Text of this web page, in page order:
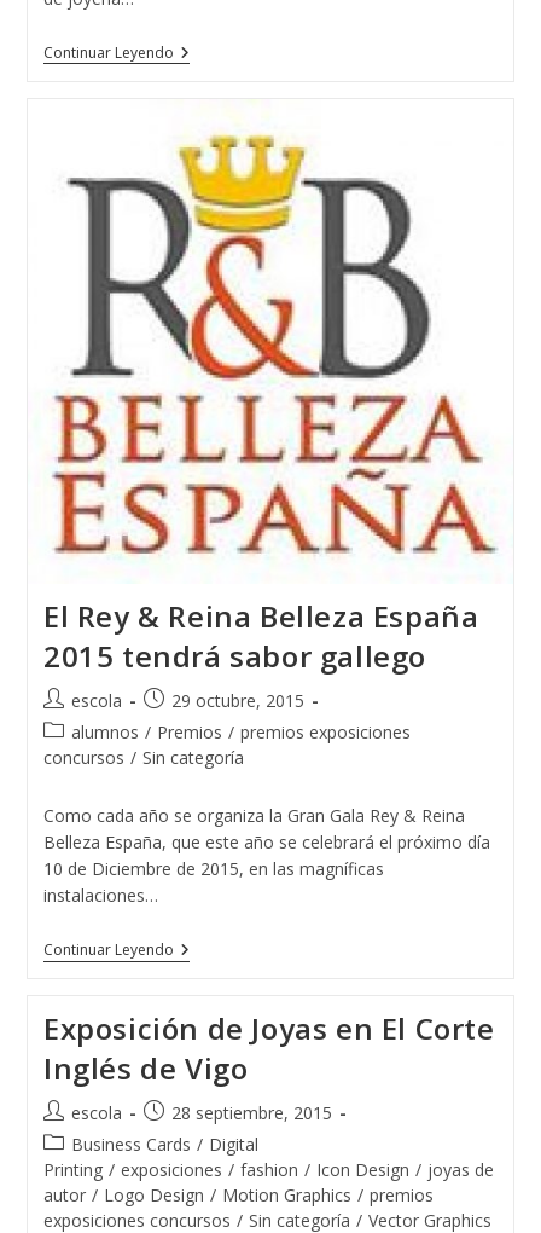
Continuar LeyendoRey
&
España
Con
Joyas
De
La
Escuela
De
Joyería
Atlántico
El Rey & Reina Belleza España
2015 tendrá sabor gallego
Autor
de
la
escola
Publicación
de
la
entrada:
29 octubre, 2015
Categoría
de
entrada:
alumnos / Premios / premios exposiciones
concursos / Sin categoría
Como cada año se organiza la Gran Gala Rey & Reina
Belleza España, que este año se celebrará el próximo día
10 de Diciembre de 2015, en las magníficas
instalaciones…
Continuar LeyendoEl
Rey
Belleza
España
2015
Tendrá
Sabor
Gallego
Exposición de Joyas en El Corte
Inglés de Vigo
Autor
de
la
entrada:
escola
Publicación
de
la
entrada:
28 septiembre, 2015
Categoría
de
la
entrada:
Business Cards / Digital
Printing / exposiciones / fashion / Icon Design / joyas de
autor / Logo Design / Motion Graphics / premios
exposiciones concursos / Sin categoría / Vector Graphics